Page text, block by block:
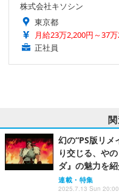
株式会社キソシン
東京都
月給23万2,200円～37
正社員
幻の“PS版リメ
り交じる、や
ダ』の魅力を紹
連載・特集
2025.7.13 Sun 20:00